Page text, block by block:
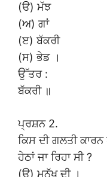
(ੳ) ਮੱਝ
(ਅ) ਗਾਂ
(ੲ) ਬੱਕਰੀ
(ਸ) ਭੇਡ ।
ਉੱਤਰ :
ਬੱਕਰੀ ॥
ਪ੍ਰਸ਼ਨ 2.
ਕਿਸ ਦੀ ਗਲਤੀ
ਹੇਠਾਂ ਜਾ ਰਿਹਾ ਸੀ ?
(ਉ) ਮਨੁੱਖ ਦੀ ।